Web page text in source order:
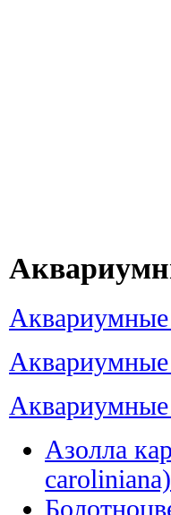
Аквариумные
Аквариумные
Азолла
caroliniana)